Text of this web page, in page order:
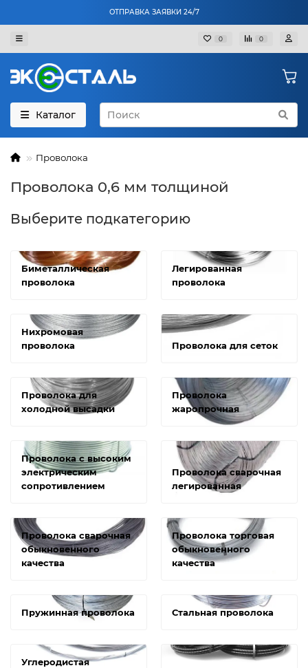
ОТПРАВКА ЗАЯВКИ 24/7
0 0
Каталог
Проволока
Проволока 0,6 мм толщиной
Выберите подкатегорию
Биметаллическая
проволока
Легированная
проволока
Нихромовая
проволока
Проволока для сеток
Проволока для
холодной высадки
Проволока
жаропрочная
Проволока с высоким
электрическим
сопротивлением
Проволока сварочная
легированная
Проволока сварочная
обыкновенного
качества
Проволока торговая
обыкновенного
качества
Пружинная проволока Стальная проволока
Углеродистая